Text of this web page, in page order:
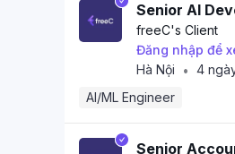
Senior AI
freeC's Client
Đăng nhập để
Hà Nội
• 4
AI/ML Engineer
Senior